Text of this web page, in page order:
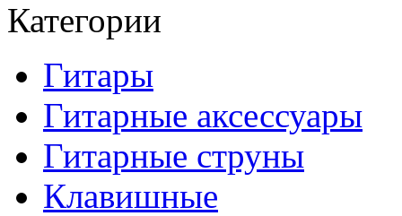
Категории
Гитары
Гитарные аксессуары
Гитарные струны
Клавишные